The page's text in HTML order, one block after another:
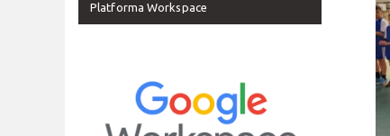
Platforma Workspace